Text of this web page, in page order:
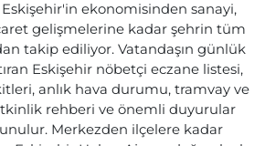
ekonomisinden sanayi,
gelişmelerine kadar şehrin tüm
takip ediliyor. Vatandaşın günlük
Eskişehir nöbetçi eczane listesi,
anlık hava durumu, tramvay ve
rehberi ve önemli duyurular
Merkezden ilçelere kadar